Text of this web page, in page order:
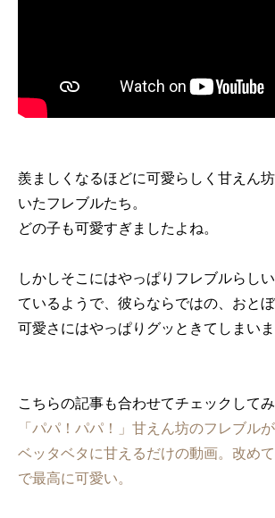
羨ましくなるほどに可愛らしく甘えん
いたフレブルたち。
どの子も可愛すぎましたよね。
しかしそこにはやっぱりフレブルらし
ているようで、彼らならではの、おと
可愛さにはやっぱりグッときてしまいま
こちらの記事も合わせてチェックしてみ
「パパ！パパ！」甘えん坊のフレブル
ベッタベタに甘えるだけの動画。改め
で最高に可愛い。